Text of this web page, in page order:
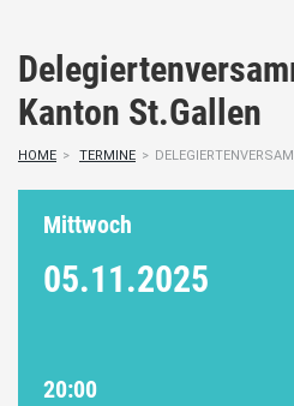
Kanton St.Gallen
HOME > TERMINE >
Mittwoch
05.11.2025
20:00